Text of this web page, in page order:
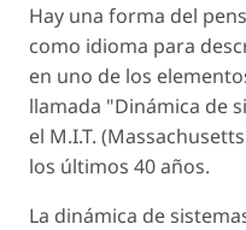
Hay una forma del
como idioma para
en uno de los
llamada "Dinámica de
el M.I.T.
los últimos 40 años.
La dinámica de